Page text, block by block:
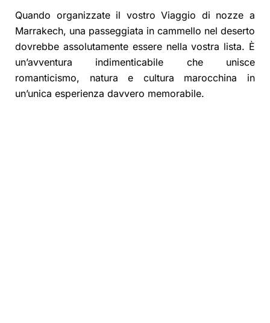
Quando organizzate il vostro Viaggio di nozze a
Marrakech, una passeggiata in cammello nel deserto
dovrebbe assolutamente essere nella vostra lista. È
un’avventura indimenticabile che unisce
romanticismo, natura e cultura marocchina in
un’unica esperienza davvero memorabile.